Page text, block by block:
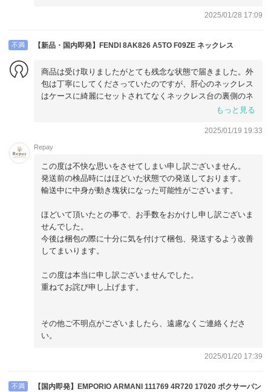
2025/01/28 17:09
不満 【新品・国内即発】FENDI 8AK826 A5TO F09ZE ネックレス
商品は受け取りましたがとても残念な状態で届きました。外
包は丁寧にしてくださっていたのですが、肝心のネックレス
はケースに綺麗にセットされてなくネックレス台の裏側のネ
ックレスチェーンが1.5cm大の塊で硬い団子状態で入ってい
時間をかけてほどくことができましたがとても残念で購入を
後悔しました。安価な商品でも気持ち良く受け取りたかった
もっと見る
2025/01/19 19:33
Repay
この度は不快な思いをさせてしまい申し訳ございません。
発送前の検品時にはほどいた状態での発送しております。
輸送中に中身が動き塊状になった可能性がございます。
ほどいて頂いたとの事で、お手数をおかけし申し訳ございま
せんでした。
今後は梱包の際に十分に気を付けて梱包、発送するよう改善
してまいります。
この度は本当に申し訳ございませんでした。
重ねてお詫び申し上げます。
その他ご不明点がございましたら、遠慮なくご連絡くださ
い。
2025/01/20 17:39
不満
【国内即発】EMPORIO ARMANI 111769 4R720 17020 ボクサーパン